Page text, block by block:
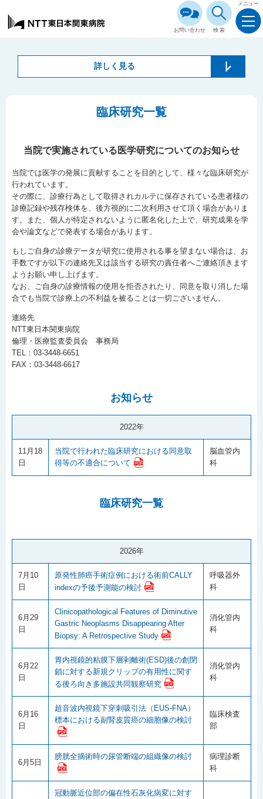
お問い合わせ 検索
メニュー
詳しく見る
臨床研究一覧
当院で実施されている医学研究についてのお知らせ
当院では医学の発展に貢献することを目的として、様々な臨床研究が
行われています。
その際に、診療行為として取得されカルテに保存されている患者様の
診療記録や残存検体を、後方視的に二次利用させて頂く場合がありま
す。また、個人が特定されないように匿名化した上で、研究成果を学
会や論文などで発表する場合があります。
もしご自身の診療データが研究に使用される事を望まない場合は、お
手数ですが以下の連絡先又は該当する研究の責任者へご連絡頂きます
ようお願い申し上げます。
なお、ご自身の診療情報の使用を拒否されたり、同意を取り消した場
合でも当院で診療上の不利益を被ることは一切ございません。
連絡先
NTT東日本関東病院
倫理・医療監査委員会 事務局
TEL：03-3448-6651
FAX：03-3448-6617
お知らせ
2022年
11月18
日
当院で行われた臨床研究における同意取
得等の不適合について
脳血管内
科
臨床研究一覧
2026年
7月10
日
原発性肺癌手術症例における術前CALLY
indexの予後予測能の検討
呼吸器外
科
6月29
日
Clinicopathological Features of Diminutive
Gastric Neoplasms Disappearing After
Biopsy: A Retrospective Study
消化管内
科
6月22
日
胃内視鏡的粘膜下層剥離術(ESD)後の創閉
鎖に対する新規クリップの有用性に関す
る後ろ向き多施設共同観察研究
消化管内
科
6月16
日
超音波内視鏡下穿刺吸引法（EUS-FNA）
標本における副腎皮質癌の細胞像の検討
臨床検査
部
6月5日
膀胱全摘術時の尿管断端の組織像の検討
病理診断
科
冠動脈近位部の偏在性石灰化病変に対す